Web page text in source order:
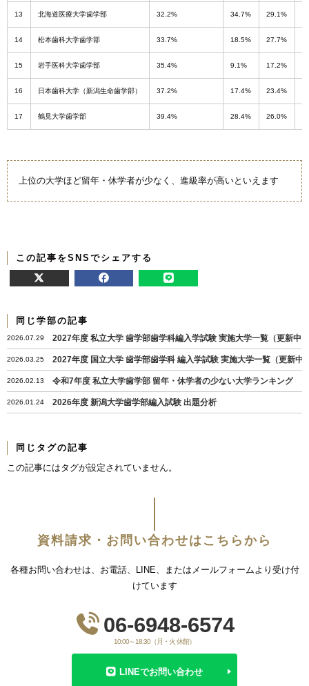
13 北海道医療大学歯学部 32.2% 34.7% 29.1%
14 松本歯科大学歯学部 33.7% 18.5% 27.7%
15 岩手医科大学歯学部 35.4% 9.1% 17.2%
16 日本歯科大学（新潟生命歯学部） 37.2% 17.4% 23.4%
17 鶴見大学歯学部 39.4% 28.4% 26.0%
上位の大学ほど留年・休学者が少なく、進級率が高いといえます
この記事をSNSでシェアする
同じ学部の記事
2026.07.29 2027年度 私立大学 歯学部歯学科編入学試験 実施大学一覧（更新中）
2026.03.25 2027年度 国立大学 歯学部歯学科 編入学試験 実施大学一覧（更新中
2026.02.13 令和7年度 私立大学歯学部 留年・休学者の少ない大学ランキング
2026.01.24 2026年度 新潟大学歯学部編入試験 出題分析
同じタグの記事
この記事にはタグが設定されていません。
資料請求・お問い合わせはこちらから
各種お問い合わせは、お電話、LINE、またはメールフォームより受け付
けています
06-6948-6574
10:00～18:30（月・火 休館）
LINEでお問い合わせ